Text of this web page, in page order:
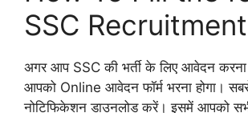
SSC
अगर आप SSC की भर्ती के लिए आवेदन करना
आपको Online आवेदन फॉर्म भरना होगा।
नोटिफिकेशन डाउनलोड करें। इसमें आपको